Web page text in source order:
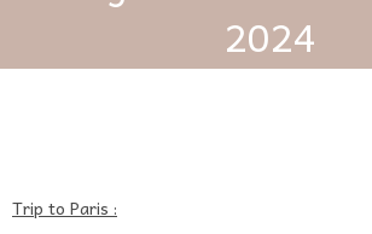
2024
Trip to Paris :